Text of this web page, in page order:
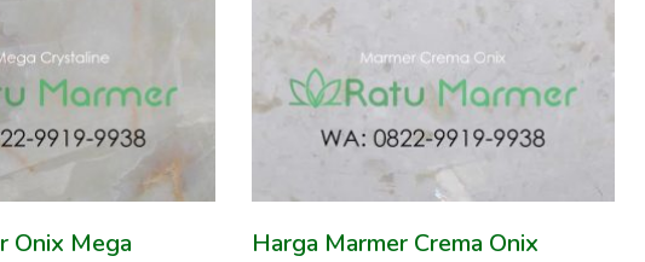
Onix Mega
Harga Marmer Crema Onix